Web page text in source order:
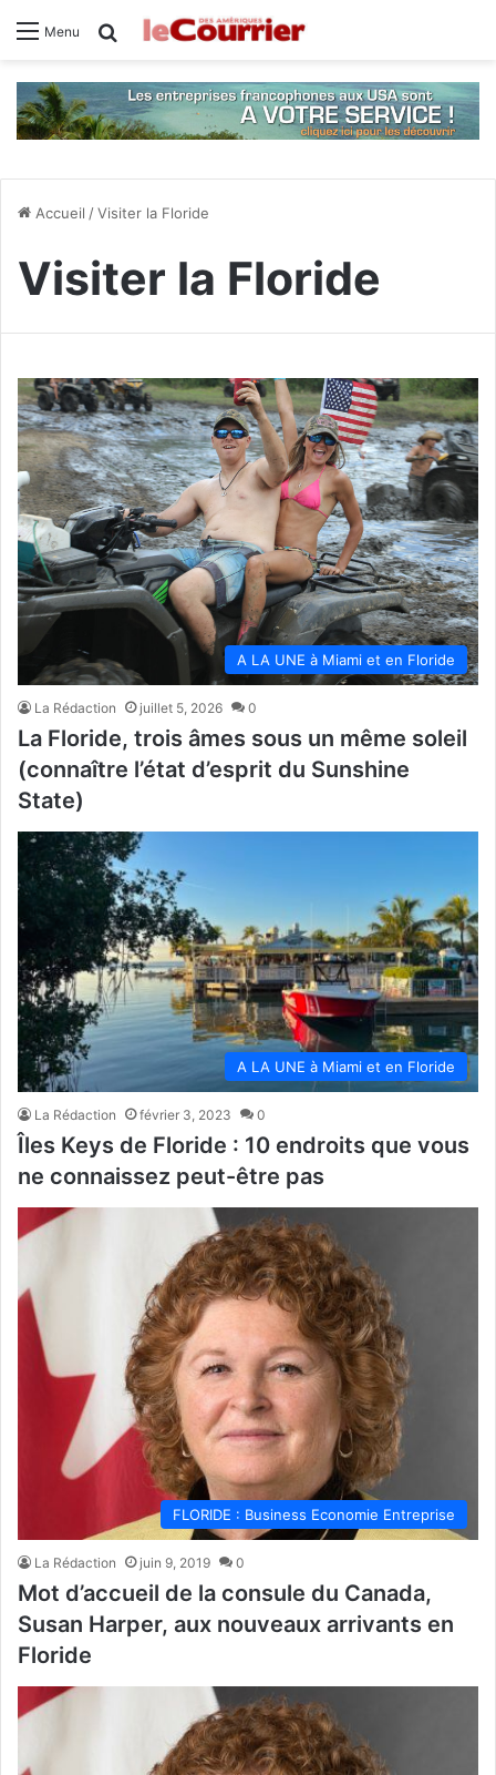
Menu Rechercher
Accueil /Visiter la Floride
Visiter la Floride
A LA UNE à Miami et en Floride
La Rédaction juillet 5, 2026 0
La Floride, trois âmes sous un même soleil
(connaître l’état d’esprit du Sunshine
State)
A LA UNE à Miami et en Floride
La Rédaction février 3, 2023 0
Îles Keys de Floride : 10 endroits que vous
ne connaissez peut-être pas
FLORIDE : Business Economie Entreprise
La Rédaction juin 9, 2019 0
Mot d’accueil de la consule du Canada,
Susan Harper, aux nouveaux arrivants en
Floride